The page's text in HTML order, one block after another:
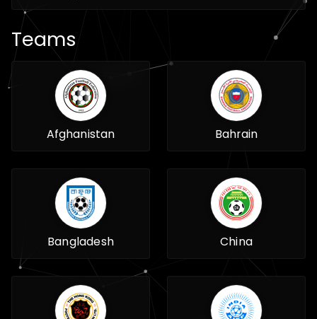
Teams
Afghanistan Bahrain
Bangladesh China